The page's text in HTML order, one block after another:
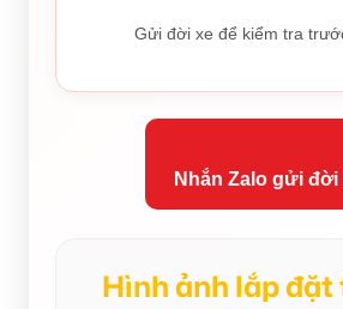
Gửi đời xe để kiểm tra
Nhắn Zalo gửi đời
Hình ảnh lắp đặt